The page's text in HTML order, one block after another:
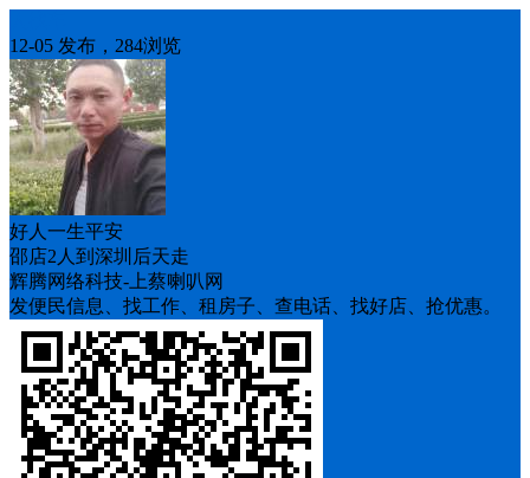
12-05 发布，284浏览
好人一生平安
邵店2人到深圳后天走
辉腾网络科技-上蔡喇叭网
发便民信息、找工作、租房子、查电话、找好店、抢优惠。